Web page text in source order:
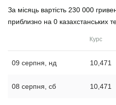
За місяць вартість 230 000
приблизно на 0 казахстанських
Курс
09 серпня, нд 10,471
08 серпня, сб 10,471